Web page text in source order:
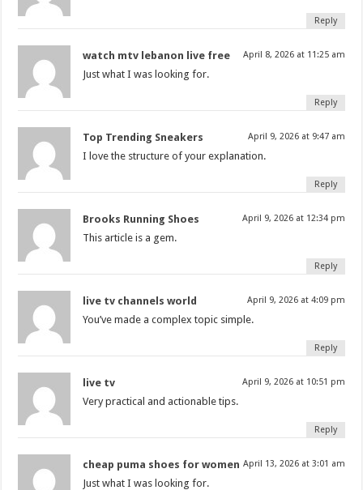
Reply
watch mtv lebanon live free April 8, 2026 at 11:25 am
Just what I was looking for.
Reply
Top Trending Sneakers April 9, 2026 at 9:47 am
I love the structure of your explanation.
Reply
Brooks Running Shoes April 9, 2026 at 12:34 pm
This article is a gem.
Reply
live tv channels world April 9, 2026 at 4:09 pm
You’ve made a complex topic simple.
Reply
live tv April 9, 2026 at 10:51 pm
Very practical and actionable tips.
Reply
cheap puma shoes for women April 13, 2026 at 3:01 am
Just what I was looking for.